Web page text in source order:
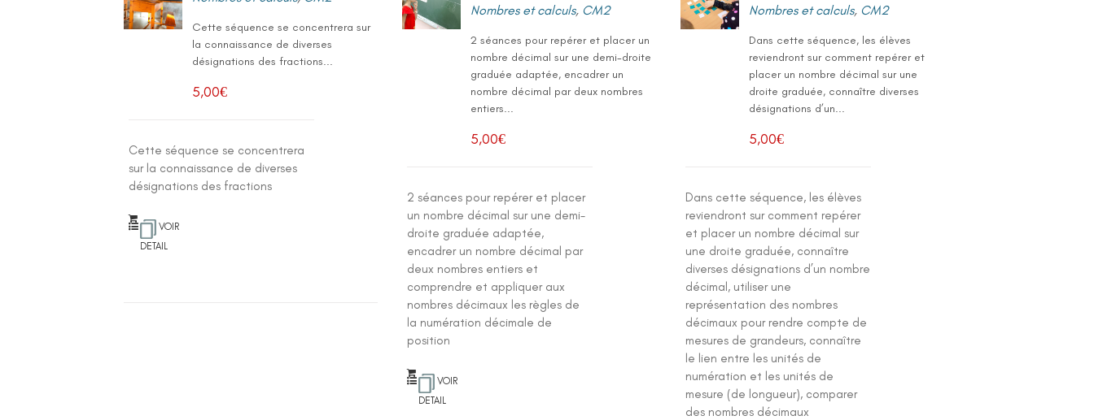
Cette séquence se concentrera sur
la connaissance de diverses
désignations des fractions...
5,00€
Cette séquence se concentrera
sur la connaissance de diverses
désignations des fractions
VOIR
DETAIL
Nombres et calculs, CM2
2 séances pour repérer et placer un
nombre décimal sur une demi-droite
graduée adaptée, encadrer un
nombre décimal par deux nombres
entiers...
5,00€
2 séances pour repérer et placer
un nombre décimal sur une demi-
droite graduée adaptée,
encadrer un nombre décimal par
deux nombres entiers et
comprendre et appliquer aux
nombres décimaux les règles de
la numération décimale de
position
VOIR
DETAIL
Nombres et calculs, CM2
Dans cette séquence, les élèves
reviendront sur comment repérer et
placer un nombre décimal sur une
droite graduée, connaître diverses
désignations d’un...
5,00€
Dans cette séquence, les élèves
reviendront sur comment repérer
et placer un nombre décimal sur
une droite graduée, connaître
diverses désignations d’un nombre
décimal, utiliser une
représentation des nombres
décimaux pour rendre compte de
mesures de grandeurs, connaître
le lien entre les unités de
numération et les unités de
mesure (de longueur), comparer
des nombres décimaux